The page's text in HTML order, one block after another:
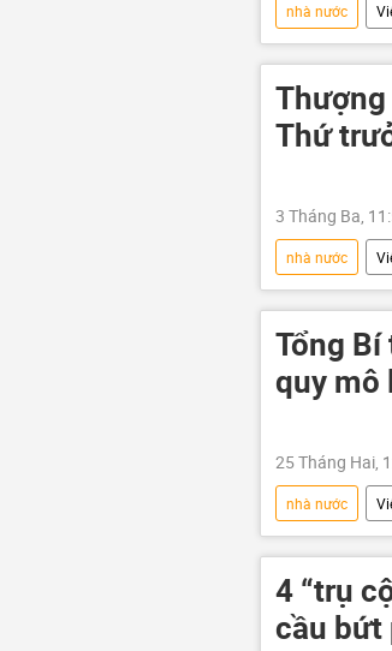
nhà nước
Kinh doanh
Thứ
3 Tháng Ba,
nhà nước
công an
Tổng
quy mô
25 Tháng Hai,
nhà nước
Chính trị
4 “trụ
cầu bứt